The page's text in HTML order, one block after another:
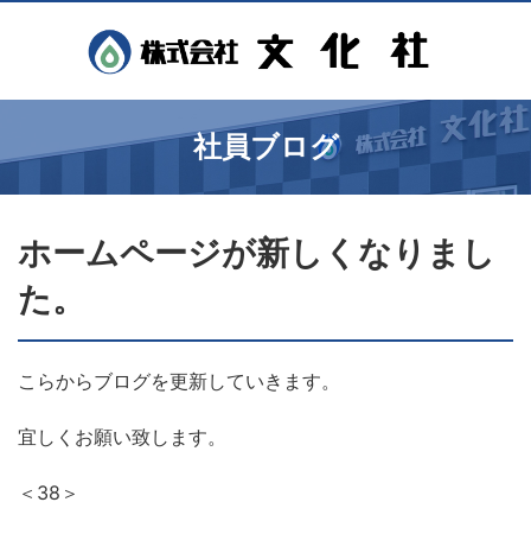
社員ブログ
ホームページが新しくなりまし
た。
こらからブログを更新していきます。
宜しくお願い致します。
＜38＞